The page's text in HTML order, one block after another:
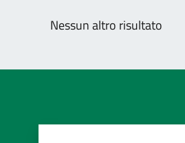
Nessun altro risultato